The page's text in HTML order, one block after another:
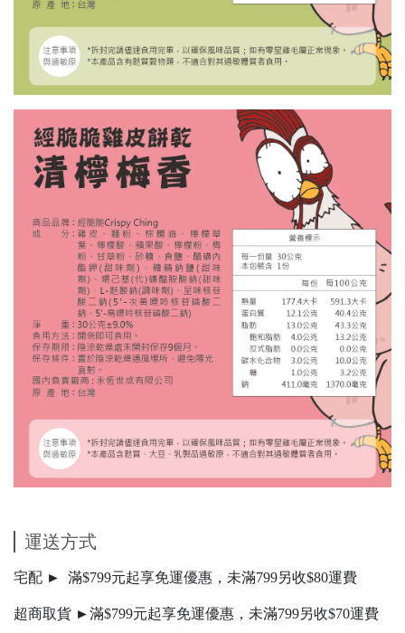
運送方式
宅配 ► 滿$799元起享免運優惠，未滿799另收$80運費
超商取貨 ►滿$799元起享免運優惠，未滿799另收$70運費